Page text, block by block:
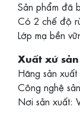
Sản phẩm đã
Có 2 chế độ
Lớp mạ bền
Xuất xứ
Hãng sản xuất
Công nghệ
Nơi sản xuất: